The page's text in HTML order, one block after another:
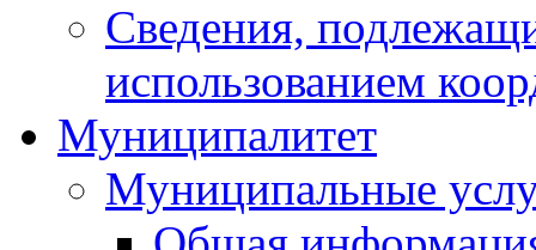
Сведения,
использованием
Муниципалитет
Муниципальные